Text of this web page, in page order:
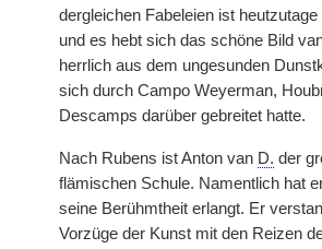
dergleichen Fabeleien ist
und es hebt sich das schöne Bild
herrlich aus dem ungesunden
sich durch Campo Weyerman,
Descamps darüber gebreitet hatte.
Nach Rubens ist Anton van D. der
flämischen Schule. Namentlich hat
seine Berühmtheit erlangt. Er
Vorzüge der Kunst mit den Reizen